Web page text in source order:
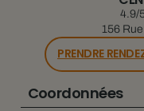
4.9/
156
PRENDRE
Coordonnées